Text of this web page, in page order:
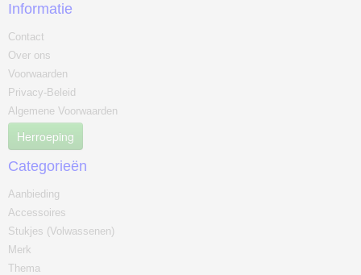
Informatie
Contact
Over ons
Voorwaarden
Privacy-Beleid
Algemene Voorwaarden
Herroeping
Categorieën
Aanbieding
Accessoires
Stukjes (Volwassenen)
Merk
Thema